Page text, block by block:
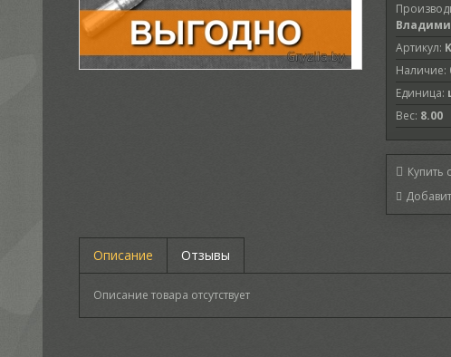
Артикул:
Наличие:
Единица:
Вес: 8.00
Купить
Описание Отзывы
Описание товара отсутствует